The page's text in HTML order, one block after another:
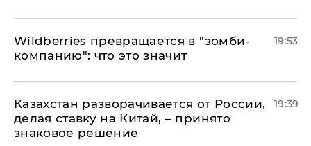
Wildberries превращается в "зомби-
компанию": что это значит
19:53
Казахстан разворачивается от России,
делая ставку на Китай, – принято
знаковое решение
19:39